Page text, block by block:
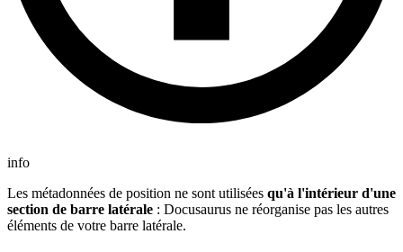
info
Les métadonnées de position ne sont utilisées qu'à l'intérieur d'une
section de barre latérale : Docusaurus ne réorganise pas les autres
éléments de votre barre latérale.